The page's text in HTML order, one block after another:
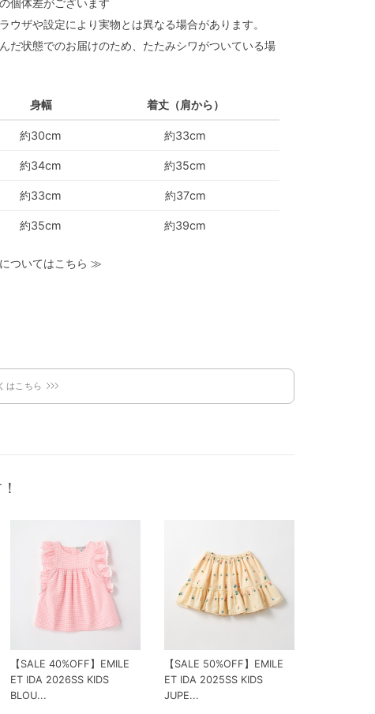
ウザや設定により実物とは異なる場合があります。
だ状態でのお届けのため、たたみシワがついている場
身幅 着丈（肩から）
約30cm 約33cm
約34cm 約35cm
約33cm 約37cm
約35cm 約39cm
ついてはこちら ≫
はこちら
【SALE 40%OFF】EMILE
ET IDA 2026SS KIDS
BLOU...
【SALE 50%OFF】EMILE
ET IDA 2025SS KIDS
JUPE...